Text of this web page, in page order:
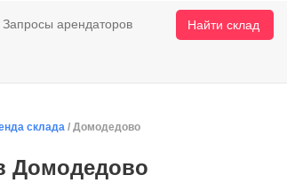
Запросы арендаторов Найти склад
склада / Домодедово
Домодедово